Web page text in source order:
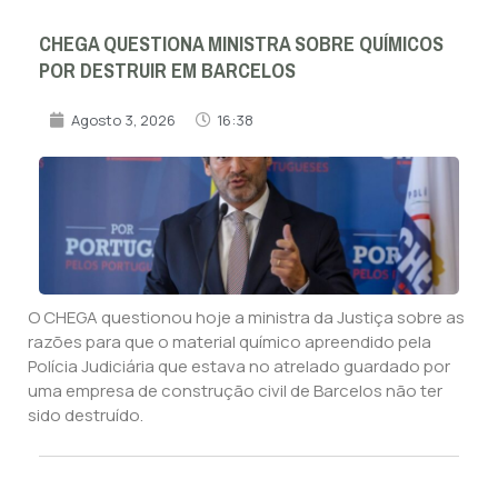
CHEGA QUESTIONA MINISTRA SOBRE QUÍMICOS
POR DESTRUIR EM BARCELOS
Agosto 3, 2026 16:38
O CHEGA questionou hoje a ministra da Justiça sobre as
razões para que o material químico apreendido pela
Polícia Judiciária que estava no atrelado guardado por
uma empresa de construção civil de Barcelos não ter
sido destruído.